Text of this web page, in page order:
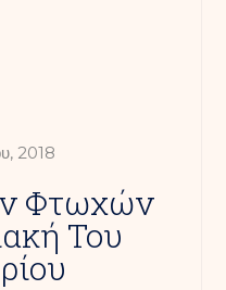
2018
Φτωχών
Του